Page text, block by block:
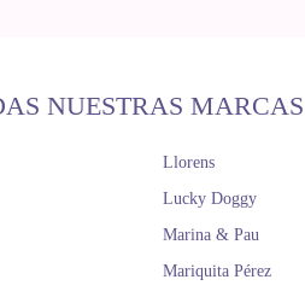
NUESTRAS
Llorens
Lucky Doggy
Marina & Pau
Mariquita Pérez